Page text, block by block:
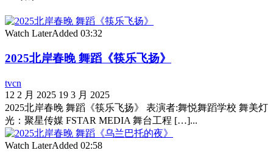
Watch LaterAdded 03:32
2025北岸春晚 舞蹈《筷乐飞扬》
tvcn
12 2 月 2025 19 3 月 2025
2025北岸春晚 舞蹈《筷乐飞扬》 表演者:舞悦舞蹈学校 舞美灯
光：聚星传媒 FSTAR MEDIA 舞台工程 […]...
Watch LaterAdded 02:58